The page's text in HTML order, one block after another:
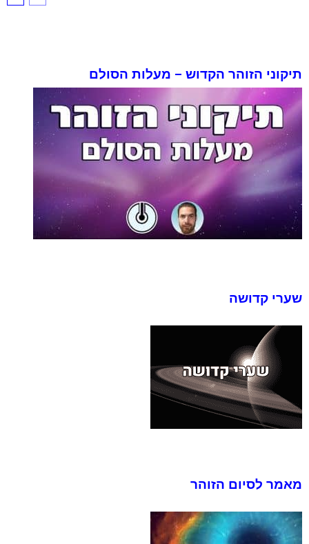
תיקוני הזוהר הקדוש – מעלות הסולם
שערי קדושה
מאמר לסיום הזוהר